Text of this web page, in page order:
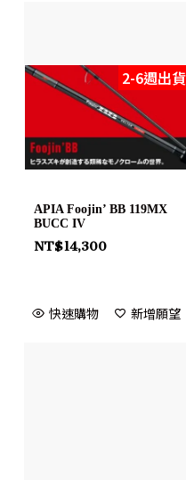
2-6週出貨
APIA Foojin’ BB 119MX
BUCC IV
NT$14,300
快速購物 新增願望